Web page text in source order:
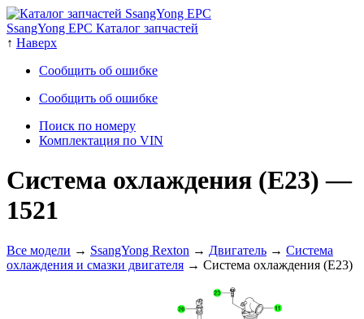
SsangYong EPC Каталог запчастей
↑ Наверх
Сообщить об ошибке
Сообщить об ошибке
Поиск по номеру
Комплектация по VIN
Система охлаждения (E23)—
1521
Все модели → SsangYong Rexton → Двигатель → Система
охлаждения и смазки двигателя → Система охлаждения (E23)